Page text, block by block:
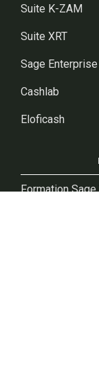
Suite K-ZAM
Suite XRT
Sage
Cashlab
Eloficash
Formation Sage